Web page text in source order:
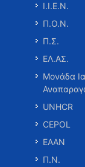
Ι.Ι.Ε.Ν.
Π.Ο.Ν.
Π.Σ.
ΕΛ.ΑΣ.
Μονάδα
UNHCR
CEPOL
ΕΑΑΝ
Π.Ν.